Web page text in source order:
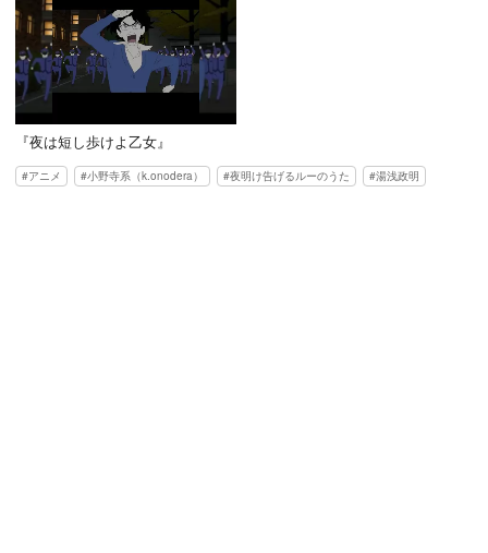
『夜は短し歩けよ乙女』
アニメ 小野寺系（k.onodera） 夜明け告げるルーのうた 湯浅政明